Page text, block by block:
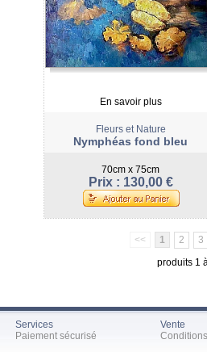
En savoir plus
Fleurs et Nature
Nymphéas fond bleu
70cm x 75cm
Prix : 130,00 €
<< 1 2
3
produits 1
Services
Paiement sécurisé
Vente